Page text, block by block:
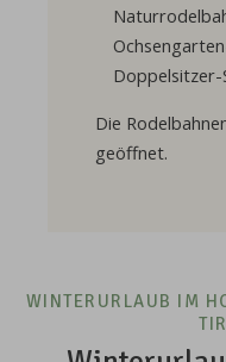
Die
geöffnet.
WINTERURLAUB IM